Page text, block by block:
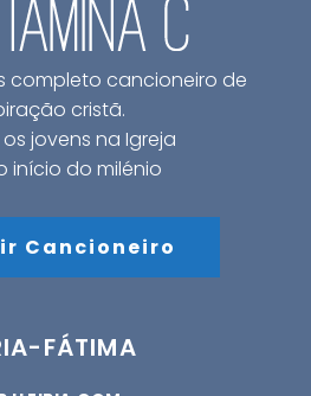
completo cancioneiro de
cristã.
jovens na Igreja
início do milénio
Cancioneiro
FÁTIMA